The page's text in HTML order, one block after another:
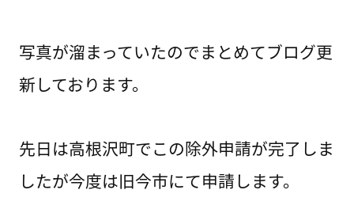
写真が溜まっていたのでまとめてブログ更
新しております。
先日は高根沢町でこの除外申請が完了しま
したが今度は旧今市にて申請します。